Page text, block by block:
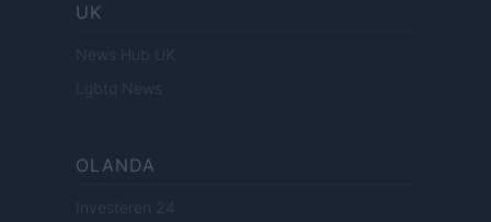
UK
News Hub UK
Lgbtq News
OLANDA
Investeren 24